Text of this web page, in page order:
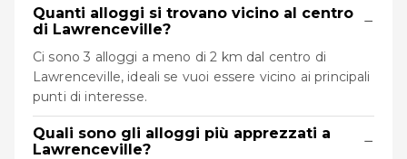
Quanti alloggi si trovano vicino al centro
di Lawrenceville?
−
Ci sono 3 alloggi a meno di 2 km dal centro di
Lawrenceville, ideali se vuoi essere vicino ai principali
punti di interesse.
Quali sono gli alloggi più apprezzati a
Lawrenceville?
−